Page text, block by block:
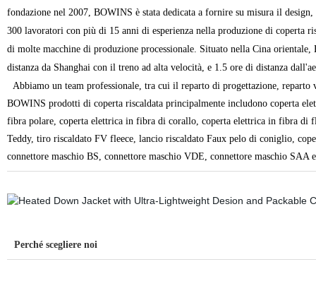
fondazione nel 2007, BOWINS è stata dedicata a fornire su misura il design,
300 lavoratori con più di 15 anni di esperienza nella produzione di coperta
di molte macchine di produzione processionale. Situato nella Cina
distanza da Shanghai con il treno ad alta velocità, e 1.5 ore di distanza
Abbiamo un team professionale, tra cui il reparto di progettazione,
BOWINS prodotti di coperta riscaldata principalmente includono coperta
fibra polare, coperta elettrica in fibra di corallo, coperta elettrica in fibra di
Teddy, tiro riscaldato FV fleece, lancio riscaldato Faux pelo di coniglio,
connettore maschio BS, connettore maschio VDE, connettore maschio
Perché scegliere noi